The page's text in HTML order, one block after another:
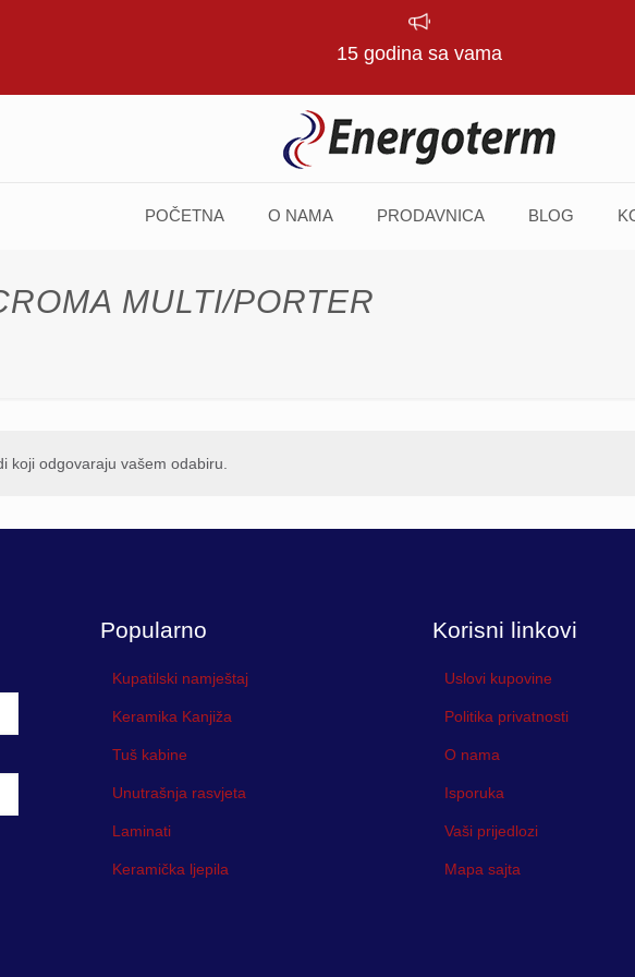
15 godina sa vama
POČETNA O NAMA PRODAVNICA BLOG
MULTI/PORTER
koji odgovaraju vašem odabiru.
Popularno
Kupatilski namještaj
Keramika Kanjiža
Tuš kabine
Unutrašnja rasvjeta
Laminati
Keramička ljepila
Korisni linkovi
Uslovi kupovine
Politika privatnosti
O nama
Isporuka
Vaši prijedlozi
Mapa sajta